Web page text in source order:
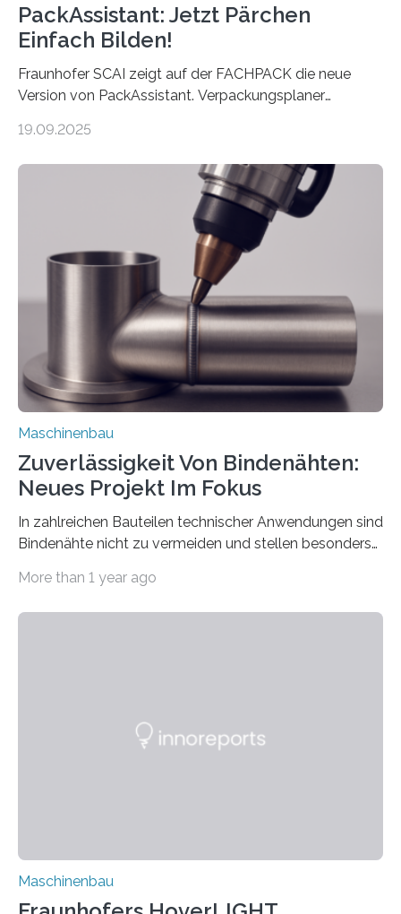
PackAssistant: Jetzt Pärchen
Einfach Bilden!
Fraunhofer SCAI zeigt auf der FACHPACK die neue
Version von PackAssistant. Verpackungsplaner
Automobil, Maschinenbau und in der Zulieferindustrie.
Teile als eine Einheit verpacken. Die Anordnung kann
der Benutzer vorgeben und erhält so mehr Kontrolle
über die Positionierung der Bauteile. Die ebenfalls neue
Automatisierungsschnittstelle dient dazu, die Software
besser in spezifische Unternehmensprozesse
einzubinden. Sankt Augustin – Zur Messe FACHPACK
vom 23. bis 25. September in Nürnberg…
19.09.2025
Maschinenbau
Zuverlässigkeit Von Bindenähten:
Neues Projekt Im Fokus
In zahlreichen Bauteilen technischer Anwendungen sind
Bindenähte nicht zu vermeiden und stellen besonders
Matrixmaterials eine große Herausforderung dar.
Durch den verstärkten Einsatz von Rezyklaten
More than 1 year ago
Maschinenbau